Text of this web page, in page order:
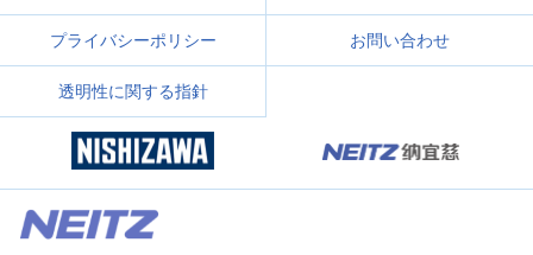
プライバシーポリシー お問い合わせ
透明性に関する指針